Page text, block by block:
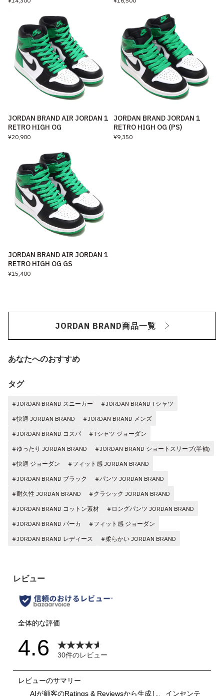
JORDAN BRAND AIR JORDAN 1
RETRO HIGH OG
¥20,900
JORDAN BRAND JORDAN 1
RETRO HIGH OG (PS)
¥9,350
JORDAN BRAND AIR JORDAN 1
RETRO HIGH OG GS
¥15,400
JORDAN BRAND商品一覧
あなたへのおすすめ
タグ
#JORDAN BRAND スニーカー
#JORDAN BRAND Tシャツ
#快適 JORDAN BRAND
#JORDAN BRAND メンズ
#JORDAN BRAND コスパ
#Tシャツ ジョーダン
#ゆったり JORDAN BRAND
#JORDAN BRAND ショートスリーブ(半袖)
#快適 ジョーダン
#フィット感 JORDAN BRAND
#JORDAN BRAND ブラック
#パンツ JORDAN BRAND
#耐久性 JORDAN BRAND
#クラシック JORDAN BRAND
#JORDAN BRAND コットン素材
#ロングパンツ JORDAN BRAND
#JORDAN BRAND パーカ
#フィット感 ジョーダン
#JORDAN BRAND レディース
#柔らかい JORDAN BRAND